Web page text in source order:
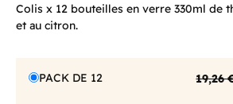
Colis x 12 bouteilles en verre 330ml de
et au citron.
PACK DE 12 19,26